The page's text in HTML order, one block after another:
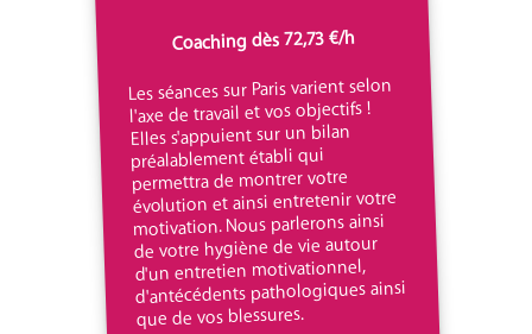
Coaching dès 72,73 €/h
Les séances sur Paris varient selon
l'axe de travail et vos objectifs !
Elles s'appuient sur un bilan
préalablement établi qui
permettra de montrer votre
évolution et ainsi entretenir votre
motivation. Nous parlerons ainsi
de votre hygiène de vie autour
d'un entretien motivationnel,
d'antécédents pathologiques ainsi
que de vos blessures.